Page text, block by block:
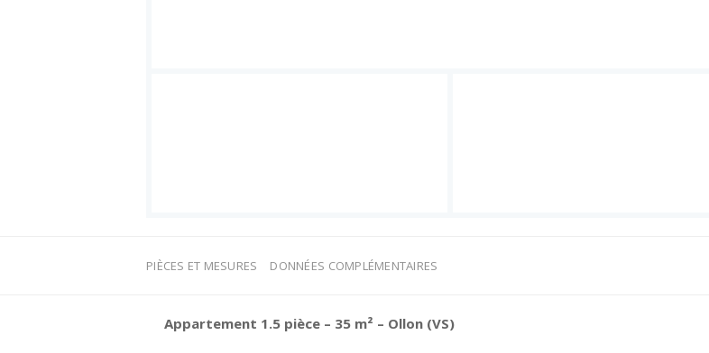
PIÈCES ET MESURES DONNÉES COMPLÉMENTAIRES
Appartement 1.5 pièce – 35 m² – Ollon (VS)